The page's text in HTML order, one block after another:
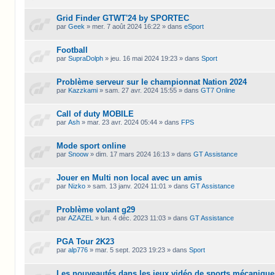
Grid Finder GTWT'24 by SPORTEC
parGeek »mer. 7 août 2024 16:22 » danseSport
Football
parSupraDolph »jeu. 16 mai 2024 19:23 » dansSport
Problème serveur sur le championnat Nation 2024
par Kazzkami »sam. 27 avr. 2024 15:55 » dansGT7 Online
Call of duty MOBILE
parAsh »mar. 23 avr. 2024 05:44 » dans FPS
Mode sport online
parSnoow »dim. 17 mars 2024 16:13 » dansGT Assistance
Jouer en Multi non local avec un amis
par Nizko »sam. 13 janv. 2024 11:01 » dansGT Assistance
Problème volant g29
parAZAZEL » lun. 4 déc. 2023 11:03 » dansGT Assistance
PGA Tour 2K23
paralp776 »mar. 5 sept. 2023 19:23 » dansSport